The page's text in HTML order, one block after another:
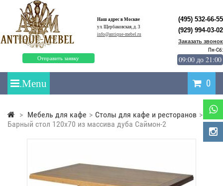
Наш адрес в Москве
ул. Щербаковская, д. 3
info@antique-mebel.ru
Отправить заявку
(495) 532-66-55
(929) 994-03-02
Заказать звонок
Пн-Сб:
09:00 до 21:00
0
> Мебель для кафе > Столы для кафе и ресторанов >
Барный стол 120х70 из массива дуба Саймон-2